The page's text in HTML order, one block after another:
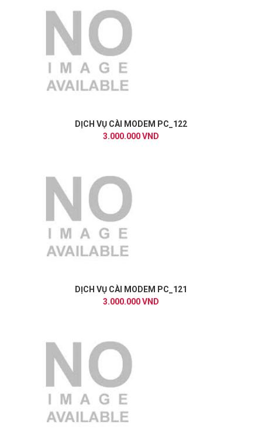
DỊCH VỤ CÀI MODEM PC_122
3.000.000 VND
DỊCH VỤ CÀI MODEM PC_121
3.000.000 VND